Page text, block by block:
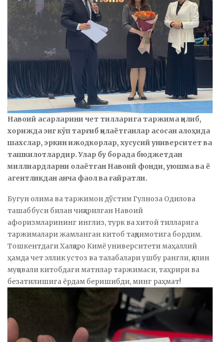
Навоий асарларини чет тилларига таржима қилиб,
хорижда энг кўп тарғиб қилаётганлар асосан алоҳида
шахслар, эркин ижодкорлар, хусусий университет ва
ташкилотлардир. Улар бу борада бюджетдан
миллиардларни олаётган Навоий фонди, уюшма ва ё
агентликдан анча фаол ва ғайратли.
Бугун олима ва таржимон дўстим Гулноза Одилова
ташаббуси билан чиқарилган Навоий
афоризмларининг инглиз, турк ва хитой тилларига
таржималари жамланган китоб тақдимотига бордим.
Тошкентдаги Халқаро Кимё университети маҳаллий
ҳамда чет эллик устоз ва талабалари ушбу рангли, қалин
муқовали китобдаги матнлар таржимаси, таҳрири ва
безатилишига ёрдам беришибди, минг раҳмат!